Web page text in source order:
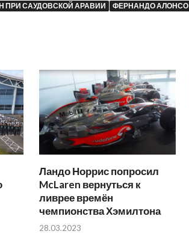
ПРИ САУДОВСКОЙ АРАВИИ ФЕРНАНДО АЛОНСО
Ландо Норрис попросил
McLaren вернуться к
ливрее времён
чемпионства Хэмилтона
28.03.2023